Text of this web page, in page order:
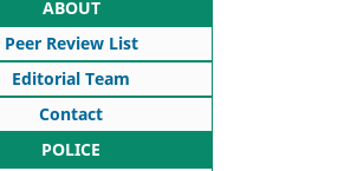
ABOUT
Peer Review List
Editorial Team
Contact
POLICE